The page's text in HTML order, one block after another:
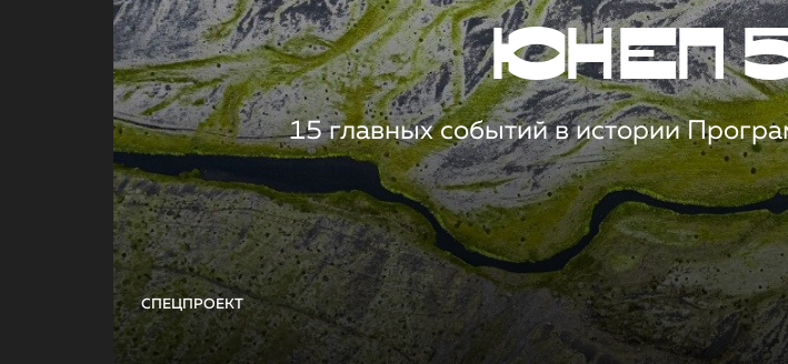
СПЕЦПРОЕКТ
ЮНЕП
15 главных событий в истории